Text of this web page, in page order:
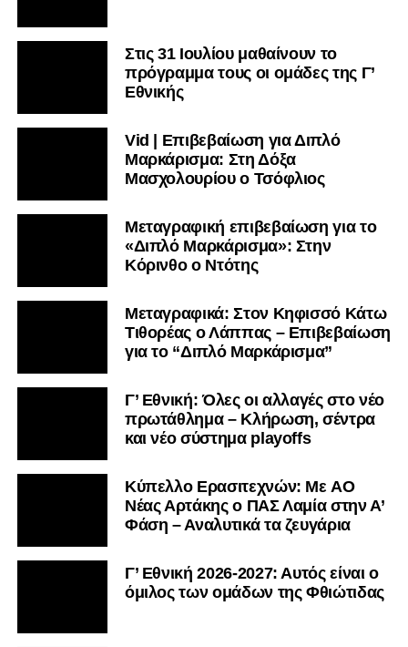
Στις 31 Ιουλίου μαθαίνουν το
πρόγραμμα τους οι ομάδες της Γ’
Εθνικής
Vid | Επιβεβαίωση για Διπλό
Μαρκάρισμα: Στη Δόξα
Μασχολουρίου ο Τσόφλιος
Μεταγραφική επιβεβαίωση για το
«Διπλό Μαρκάρισμα»: Στην
Κόρινθο ο Ντότης
Μεταγραφικά: Στον Κηφισσό Κάτω
Τιθορέας ο Λάππας – Επιβεβαίωση
για το “Διπλό Μαρκάρισμα”
Γ’ Εθνική: Όλες οι αλλαγές στο νέο
πρωτάθλημα – Κλήρωση, σέντρα
και νέο σύστημα playoffs
Kύπελλο Ερασιτεχνών: Με AO
Nέας Αρτάκης ο ΠΑΣ Λαμία στην Α’
Φάση – Αναλυτικά τα ζευγάρια
Γ’ Εθνική 2026-2027: Αυτός είναι ο
όμιλος των ομάδων της Φθιώτιδας